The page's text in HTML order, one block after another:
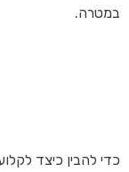
במטרה.
כדי להבין כיצד